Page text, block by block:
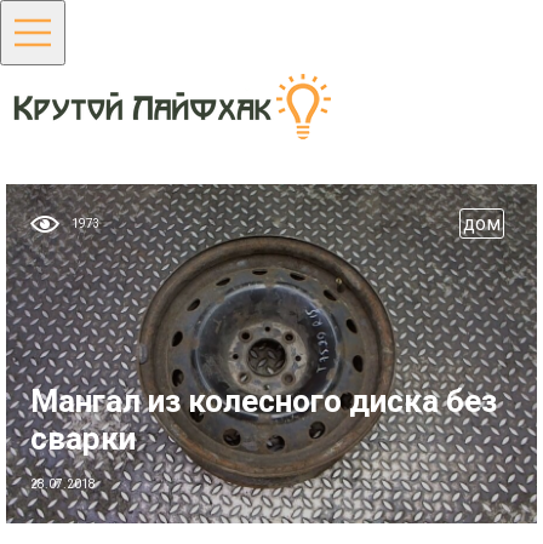
1973 дом
Мангал из колесного диска без
сварки
28.07.2018